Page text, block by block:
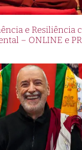
e Resiliência
– ONLINE e